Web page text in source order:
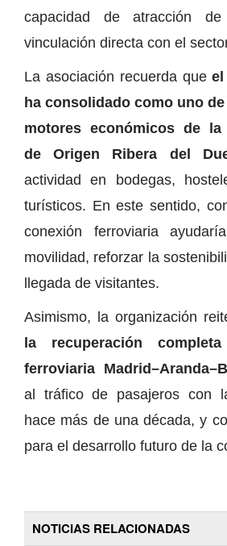
capacidad de atracción
vinculación directa con el
La asociación recuerda queel
ha consolidado como uno
motores económicos de la
de Origen Ribera del
actividad en bodegas,
turísticos. En este sentido,
conexión ferroviaria
movilidad, reforzar la
llegada de visitantes.
Asimismo, la organización
la recuperación
ferroviaria
al tráfico de pasajeros con
hace más de una década, y
para el desarrollo futuro de la
NOTICIAS RELACIONADAS